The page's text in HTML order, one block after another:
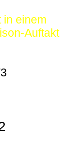
in einem
Auftakt